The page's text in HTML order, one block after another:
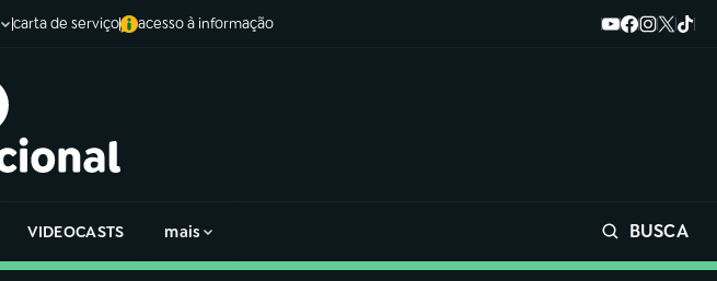
carta de serviço acesso à informação
VIDEOCASTS mais BUSCA